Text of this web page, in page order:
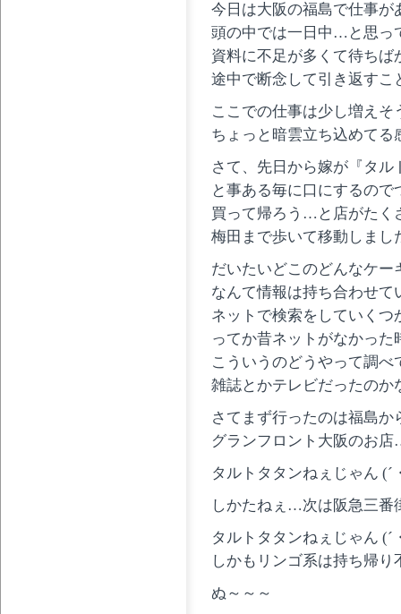
今日は大阪の福島で仕事が
頭の中では一日中…と思っ
資料に不足が多くて待ちば
途中で断念して引き返すこ
ここでの仕事は少し増えそ
ちょっと暗雲立ち込めてる
さて、先日から嫁が『タ
と事ある毎に口にするので
買って帰ろう…と店がたく
梅田まで歩いて移動しまし
だいたいどこのどんなケー
なんて情報は持ち合わせて
ネットで検索をしていく
ってか昔ネットがなかった
こういうのどうやって調べ
雑誌とかテレビだったの
さてまず行ったのは福島
グランフロント大阪のお
タルトタタンねぇじゃん (´
しかたねぇ…次は阪急三
タルトタタンねぇじゃん (´
しかもリンゴ系は持ち帰
ぬ～～～